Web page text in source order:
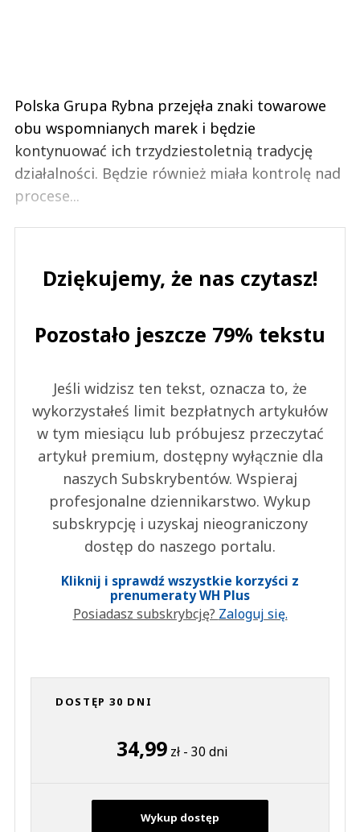
Polska Grupa Rybna przejęła znaki towarowe
obu wspomnianych marek i będzie
kontynuować ich trzydziestoletnią tradycję
działalności. Będzie również miała kontrolę nad
procese...
Dziękujemy, że nas czytasz!
Pozostało jeszcze 79% tekstu
Jeśli widzisz ten tekst, oznacza to, że
wykorzystałeś limit bezpłatnych artykułów
w tym miesiącu lub próbujesz przeczytać
artykuł premium, dostępny wyłącznie dla
naszych Subskrybentów. Wspieraj
profesjonalne dziennikarstwo. Wykup
subskrypcję i uzyskaj nieograniczony
dostęp do naszego portalu.
Kliknij i sprawdź wszystkie korzyści z
prenumeraty WH Plus
Posiadasz subskrybcję? Zaloguj się.
DOSTĘP 30 DNI
34,99 zł - 30 dni
Wykup dostęp